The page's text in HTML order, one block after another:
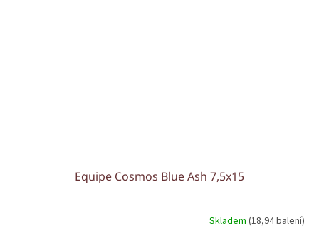
Equipe Cosmos Blue Ash 7,5x15
Skladem (18,94 balení)